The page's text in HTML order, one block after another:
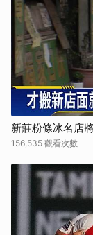
新莊粉條冰名店
156,535 觀看次數